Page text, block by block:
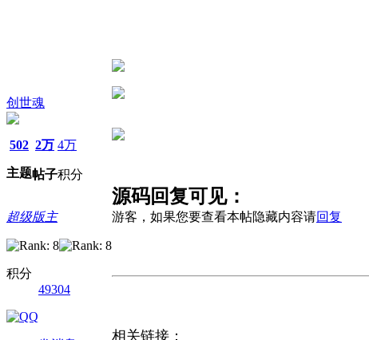
创世魂
502
主题
2万
帖子
4万
积分
超级版主
积分
49304
源码回复可见：
游客，如果您要查看本帖隐藏内容请回复
相关链接：